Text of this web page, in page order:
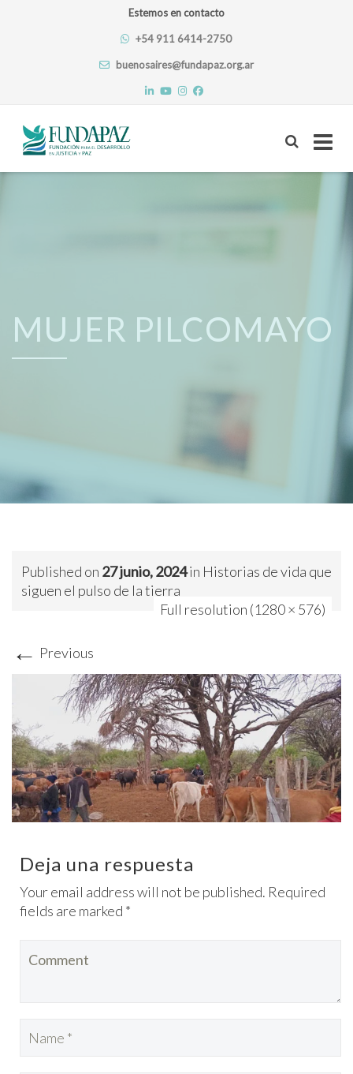
Estemos en contacto
+54 911 6414-2750
buenosaires@fundapaz.org.ar
Skip
MUJER PILCOMAYO
Published on 27 junio, 2024in Historias de vida que
siguen el pulso de la tierra
Full resolution (1280 × 576)
← Previous
Deja una respuesta
Your email address will not be published. Required
fields are marked *